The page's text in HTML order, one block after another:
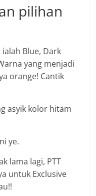
pilihan
Blue, Dark
yang menjadi
orange! Cantik
asyik kolor hitam
ye.
lama lagi, PTT
untuk Exclusive